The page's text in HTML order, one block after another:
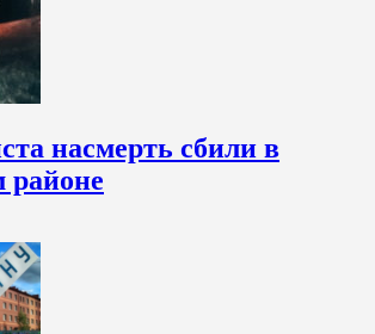
насмерть сбили в
районе